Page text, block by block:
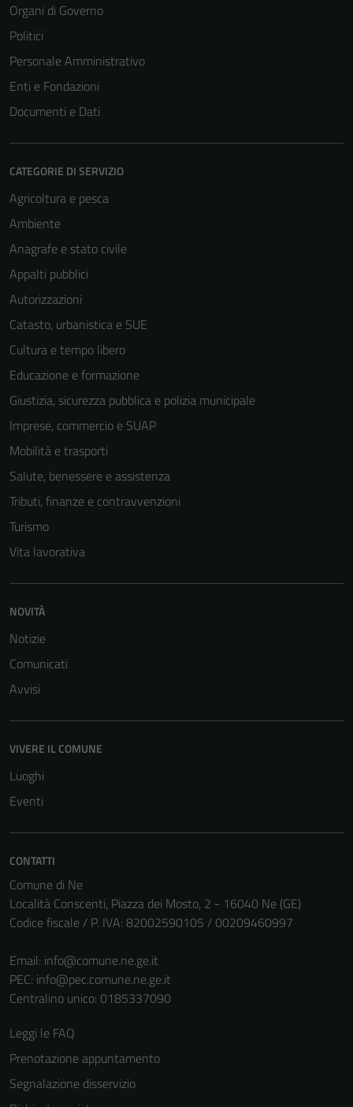
Organi di Governo
Politici
Personale Amministrativo
Enti e Fondazioni
Documenti e Dati
CATEGORIE DI SERVIZIO
Agricoltura e pesca
Ambiente
Anagrafe e stato civile
Appalti pubblici
Autorizzazioni
Catasto, urbanistica e SUE
Cultura e tempo libero
Educazione e formazione
Giustizia, sicurezza pubblica e polizia municipale
Imprese, commercio e SUAP
Mobilità e trasporti
Salute, benessere e assistenza
Tributi, finanze e contravvenzioni
Turismo
Vita lavorativa
NOVITÀ
Notizie
Comunicati
Avvisi
VIVERE IL COMUNE
Luoghi
Eventi
CONTATTI
Comune di Ne
Località Conscenti, Piazza dei Mosto, 2 - 16040 Ne (GE)
Codice fiscale / P. IVA: 82002590105 / 00209460997
Email: info@comune.ne.ge.it
PEC: info@pec.comune.ne.ge.it
Centralino unico: 0185337090
Leggi le FAQ
Prenotazione appuntamento
Segnalazione disservizio
Tecnici
essere